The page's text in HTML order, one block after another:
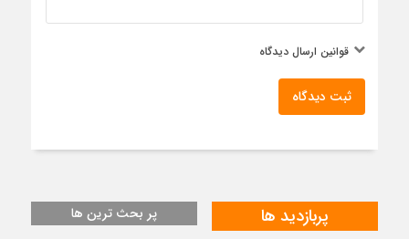
قوانین ارسال دیدگاه
ثبت دیدگاه
پربازدید ها پر بحث ترین ها